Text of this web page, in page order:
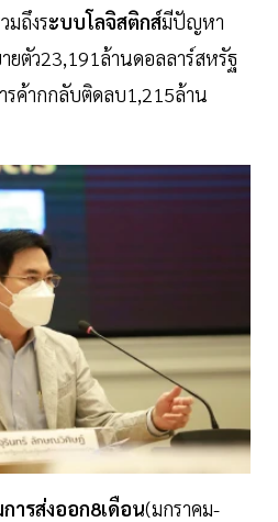
มถึงระบบโลจิสติกส์มีปัญหา
ยตัว23,191ล้านดอลลาร์สหรัฐ
รค้ากกลับติดลบ1,215ล้าน
ารส่งออก8เดือน(มกราคม-